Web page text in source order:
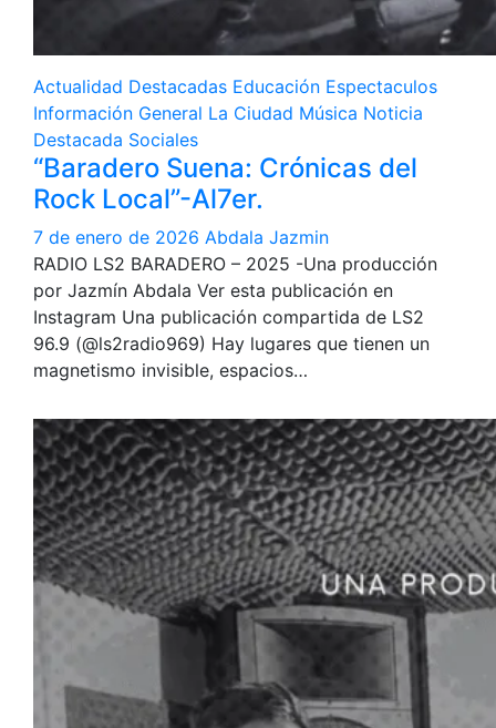
Actualidad Destacadas Educación Espectaculos
Información General La Ciudad Música Noticia
Destacada Sociales
“Baradero Suena: Crónicas del
Rock Local”-Al7er.
7 de enero de 2026 Abdala Jazmin
RADIO LS2 BARADERO – 2025 -Una producción
por Jazmín Abdala Ver esta publicación en
Instagram Una publicación compartida de LS2
96.9 (@ls2radio969) Hay lugares que tienen un
magnetismo invisible, espacios…